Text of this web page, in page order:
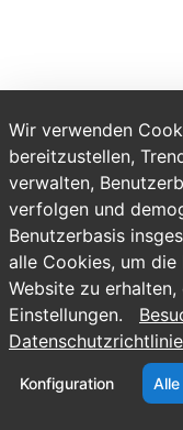
Wir verwenden
bereitzustellen,
verwalten,
verfolgen und
Benutzerbasis
alle Cookies, um
Website zu
Einstellungen.
Datenschutzrichtlinie
Konfiguration